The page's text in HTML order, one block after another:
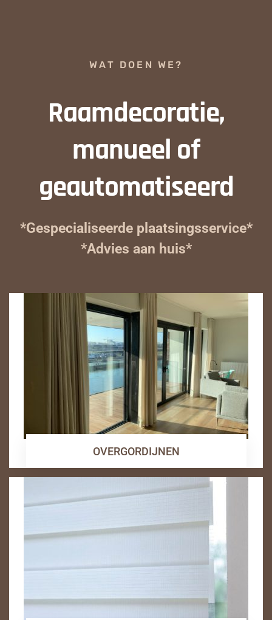
WAT DOEN WE?
Raamdecoratie,
manueel of
geautomatiseerd
*Gespecialiseerde plaatsingsservice*
*Advies aan huis*
OVERGORDIJNEN